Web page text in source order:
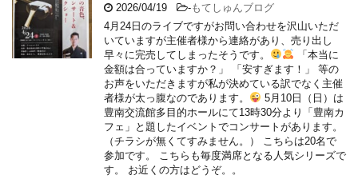
2026/04/19 -もてしゅんブログ
4月24日のライブですがお問い合わせを沢山いただ
いていますが主催者様から連絡があり、売り出し
早々に完売してしまったそうです。
「本当に
金額は合っていますか？」 「安すぎます！」 等の
お声をいただきますが私が決めている訳でなく主催
者様が太っ腹なのであります。
5月10日（日）は
豊南交流館多目的ホールにて13時30分より「豊南カ
フェ」と題したイベントでコンサートがあります。
（チラシが無くてすみません。） こちらは20名で
参加です。 こちらも毎度満席となる人気シリーズで
す。 お近くの方はどうぞ。。